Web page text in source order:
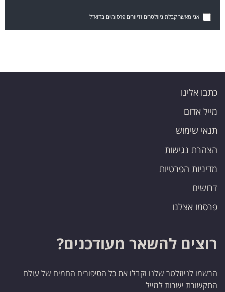
אני מאשר קבלת ניוזלטרים ודיוורים פרסומיים בדוא"ל
כתבו אלינו
מייל אדום
תנאי שימוש
הצהרת נגישות
מדיניות הפרטיות
דרושים
פרסמו אצלנו
רוצים להשאר מעודכנים?
הרשמו לניוזלטר שלנו וקבלו את כל הסיפורים החמים של עולם
התקשורת ישרות למייל